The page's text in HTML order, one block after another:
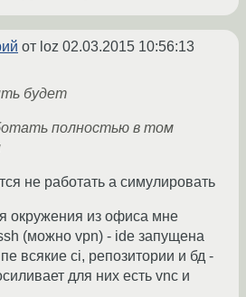
от loz 02.03.2015 10:56:13
будет
полностью в том
не работать а симулировать
окружения из офиса мне
(можно vpn) - ide запущена
всякие ci, репозитории и бд -
для них есть vnс и